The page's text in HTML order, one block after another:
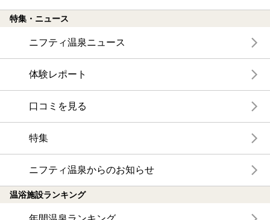
特集・ニュース
ニフティ温泉ニュース
体験レポート
口コミを見る
特集
ニフティ温泉からのお知らせ
温浴施設ランキング